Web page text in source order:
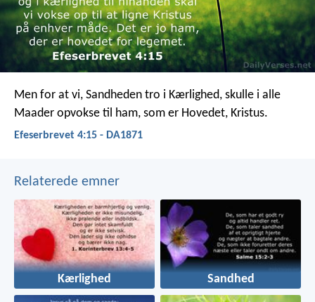
Men for at vi, Sandheden tro i Kærlighed, skulle i alle
Maader opvokse til ham, som er Hovedet, Kristus.
Efeserbrevet 4:15 - DA1871
Relaterede emner
Kærlighed Sandhed